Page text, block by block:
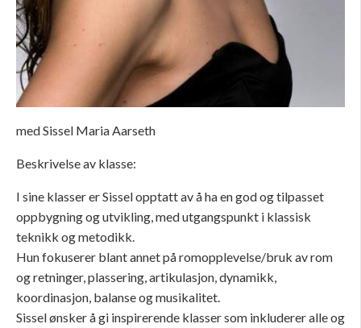
med Sissel Maria Aarseth
Beskrivelse av klasse:
I sine klasser er Sissel opptatt av å ha en god og tilpasset
oppbygning og utvikling, med utgangspunkt i klassisk
teknikk og metodikk.
Hun fokuserer blant annet på romopplevelse/bruk av rom
og retninger, plassering, artikulasjon, dynamikk,
koordinasjon, balanse og musikalitet.
Sissel ønsker å gi inspirerende klasser som inkluderer alle og